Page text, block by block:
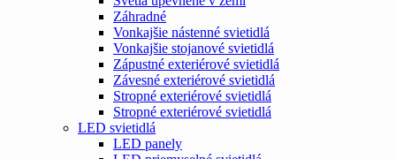
Záhradné
Vonkajšie nástenné svietidlá
Vonkajšie stojanové svietidlá
Zápustné exteriérové svietidlá
Závesné exteriérové svietidlá
Stropné exteriérové svietidlá
Stropné exteriérové svietidlá
LED svietidlá
LED panely